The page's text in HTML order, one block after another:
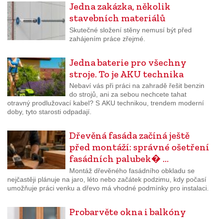
Jedna zakázka, několik
stavebních materiálů
Skutečné složení stěny nemusí být před
zahájením práce zřejmé.
Jedna baterie pro všechny
stroje. To je AKU technika
Nebaví vás při práci na zahradě řešit benzin
do strojů, ani za sebou nechcete tahat
otravný prodlužovací kabel? S AKU technikou, trendem moderní
doby, tyto starosti odpadají.
Dřevěná fasáda začíná ještě
před montáží: správné ošetření
fasádních palubek� …
Montáž dřevěného fasádního obkladu se
nejčastěji plánuje na jaro, léto nebo začátek podzimu, kdy počasí
umožňuje práci venku a dřevo má vhodné podmínky pro instalaci.
Probarvěte okna i balkóny